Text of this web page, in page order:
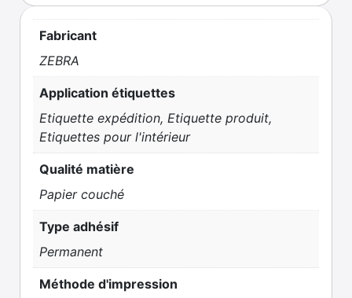
Fabricant
ZEBRA
Application étiquettes
Etiquette expédition, Etiquette produit,
Etiquettes pour l'intérieur
Qualité matière
Papier couché
Type adhésif
Permanent
Méthode d'impression